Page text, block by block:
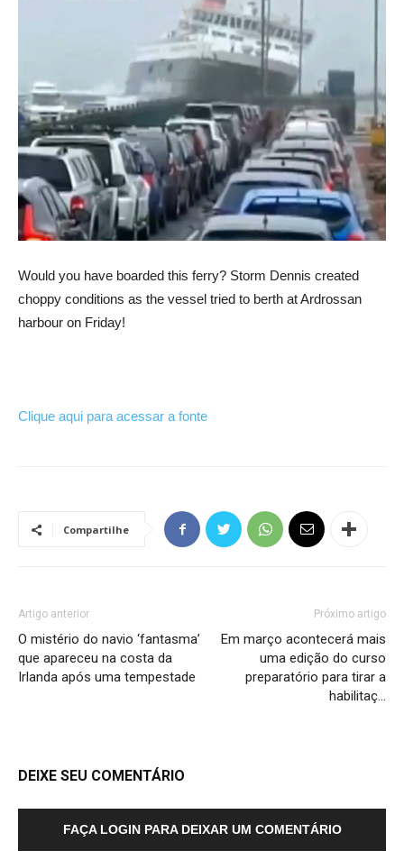
Would you have boarded this ferry? Storm Dennis created
choppy conditions as the vessel tried to berth at Ardrossan
harbour on Friday!
Clique aqui para acessar a fonte
Compartilhe
Artigo anterior
O mistério do navio ‘fantasma’
que apareceu na costa da
Irlanda após uma tempestade
Próximo artigo
Em março acontecerá mais
uma edição do curso
preparatório para tirar a
habilitaç…
DEIXE SEU COMENTÁRIO
FAÇA LOGIN PARA DEIXAR UM COMENTÁRIO